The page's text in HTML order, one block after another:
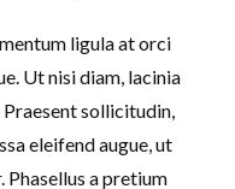
ligula at orci
Ut nisi diam, lacinia
sollicitudin,
eleifend augue, ut
a pretium